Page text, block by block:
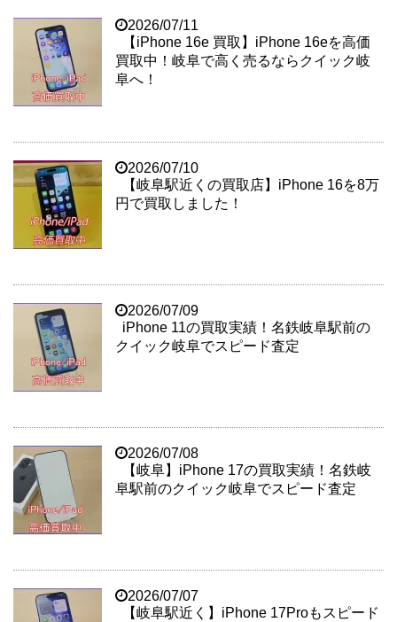
2026/07/11
【iPhone 16e 買取】iPhone 16eを高価
買取中！岐阜で高く売るならクイック岐
阜へ！
2026/07/10
【岐阜駅近くの買取店】iPhone 16を8万
円で買取しました！
2026/07/09
iPhone 11の買取実績！名鉄岐阜駅前の
クイック岐阜でスピード査定
2026/07/08
【岐阜】iPhone 17の買取実績！名鉄岐
阜駅前のクイック岐阜でスピード査定
2026/07/07
【岐阜駅近く】iPhone 17Proもスピード